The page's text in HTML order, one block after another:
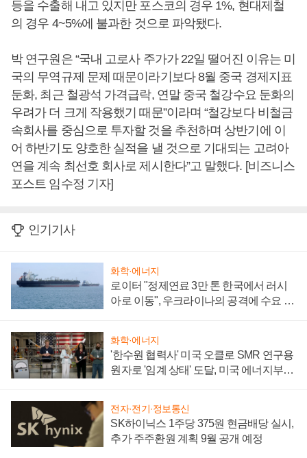
등을 수출해 내고 있지만 포스코의 경우 1%, 현대제철
의 경우 4~5%에 불과한 것으로 파악됐다.
박 연구원은 “국내 고로사 주가가 22일 떨어진 이유는 미
국의 무역규제 문제 때문이라기보다 8월 중국 경제지표
둔화, 최근 철광석 가격급락, 연말 중국 철강수요 둔화의
우려가 더 크게 작용했기 때문”이라며 “철강보다 비철금
속회사를 중심으로 투자할 것을 추천하며 상반기에 이
어 하반기도 양호한 실적을 낼 것으로 기대되는 고려아
연을 계속 최선호 회사로 제시한다”고 말했다. [비즈니스
포스트 임수정 기자]
인기기사
화학·에너지
로이터 "정제연료 3만 톤 한국에서 러시
아로 이동", 우크라이나의 공격에 수요 늘
화학·에너지
'한수원 협력사' 미국 오클로 SMR 연구용
원자로 '임계 상태' 도달, 미국 에너지부
전자·전기·정보통신
SK하이닉스 1주당 375원 현금배당 실시,
추가 주주환원 계획 9월 공개 예정